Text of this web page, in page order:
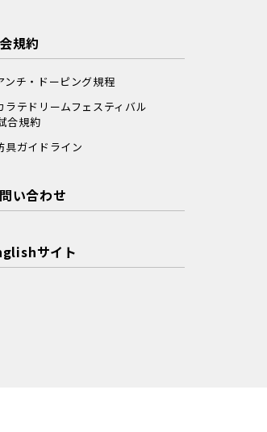
規約
ンチ・ドーピング規程
ラテドリームフェスティバル
合規約
具ガイドライン
い合わせ
サイト